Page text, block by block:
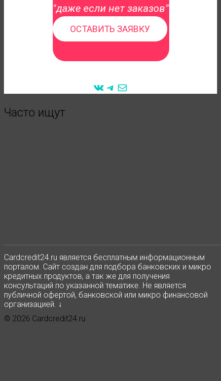
"даже если нет заказов"
ОСТАВИТЬ ЗАЯВКУ
VKTelegram
Mail
Часто ищут
Сardcredit24.ru является бесплатным информационным
порталом. Сайт создан для подбора банковских и микро
кредитных продуктов, а так же для получения
консультаций по указанной тематике. Не является
публичной офертой, банковской или микро финансовой
организацией. ↓
© 2026 Cardcredit24.ru